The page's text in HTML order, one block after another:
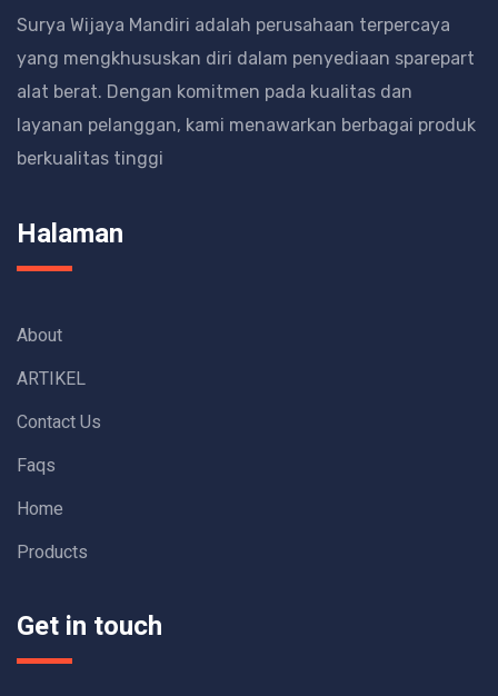
Surya Wijaya Mandiri adalah perusahaan terpercaya
yang mengkhususkan diri dalam penyediaan sparepart
alat berat. Dengan komitmen pada kualitas dan
layanan pelanggan, kami menawarkan berbagai produk
berkualitas tinggi
Halaman
About
ARTIKEL
Contact Us
Faqs
Home
Products
Get in touch